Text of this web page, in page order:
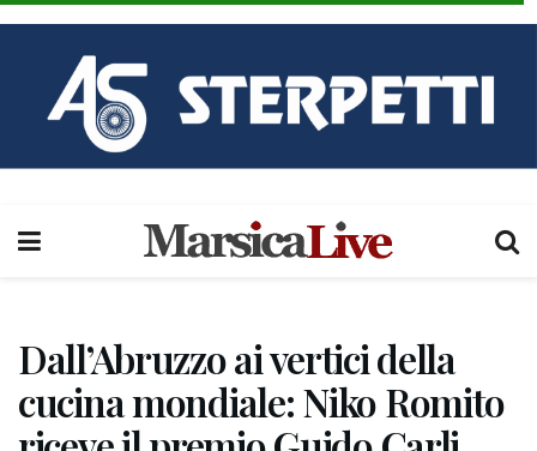
Dall’Abruzzo ai vertici della
cucina mondiale: Niko Romito